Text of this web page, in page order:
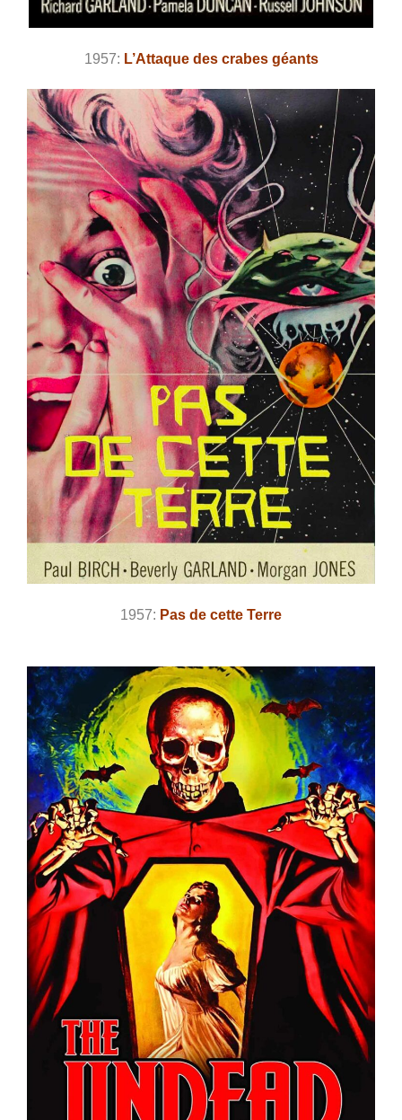
1957: L’Attaque des crabes géants
1957: Pas de cette Terre